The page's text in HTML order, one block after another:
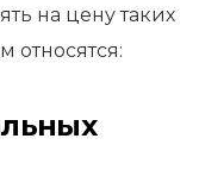
на цену таких
относятся: